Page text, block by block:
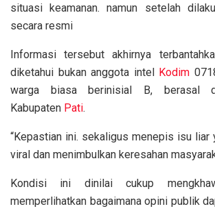
situasi keamanan. namun setelah
secara resmi
Informasi tersebut akhirnya
diketahui bukan anggota intel Kodim
warga biasa berinisial B, berasal
Kabupaten Pati.
“Kepastian ini. sekaligus menepis isu liar
viral dan menimbulkan keresahan
Kondisi ini dinilai cukup
memperlihatkan bagaimana opini publik